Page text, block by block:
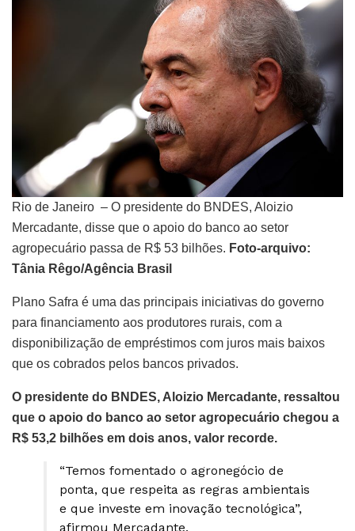
Rio de Janeiro – O presidente do BNDES, Aloizio
Mercadante, disse que o apoio do banco ao setor
agropecuário passa de R$ 53 bilhões. Foto-arquivo:
Tânia Rêgo/Agência Brasil
Plano Safra é uma das principais iniciativas do governo
para financiamento aos produtores rurais, com a
disponibilização de empréstimos com juros mais baixos
que os cobrados pelos bancos privados.
O presidente do BNDES, Aloizio Mercadante, ressaltou
que o apoio do banco ao setor agropecuário chegou a
R$ 53,2 bilhões em dois anos, valor recorde.
“Temos fomentado o agronegócio de
ponta, que respeita as regras ambientais
e que investe em inovação tecnológica”,
afirmou Mercadante.